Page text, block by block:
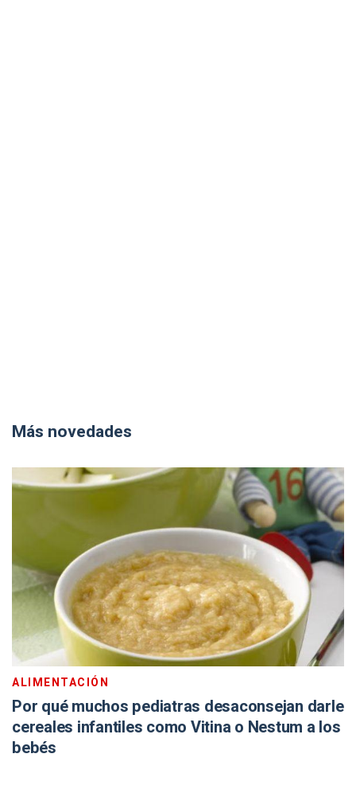
Más novedades
ALIMENTACIÓN
Por qué muchos pediatras desaconsejan darle
cereales infantiles como Vitina o Nestum a los
bebés